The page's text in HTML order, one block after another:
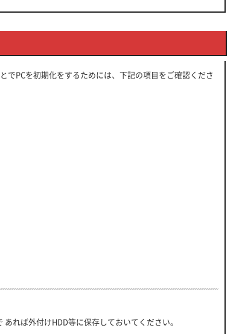
PCを初期化をするためには、下記の項目をご確認くださ
れば外付けHDD等に保存しておいてください。